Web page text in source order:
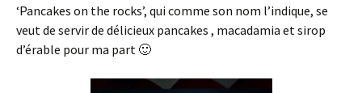
‘Pancakes on the rocks’, qui comme son nom l’indique, se
veut de servir de délicieux pancakes , macadamia et sirop
d’érable pour ma part 🙂